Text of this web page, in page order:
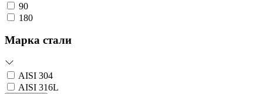
90
180
Марка стали
AISI 304
AISI 316L